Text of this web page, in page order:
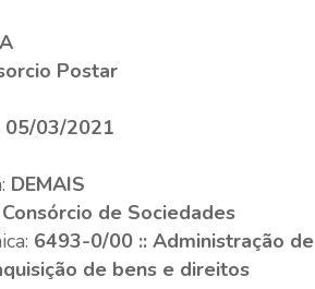
Postar
05/03/2021
DEMAIS
Consórcio de Sociedades
6493-0/00 :: Administração de
de bens e direitos